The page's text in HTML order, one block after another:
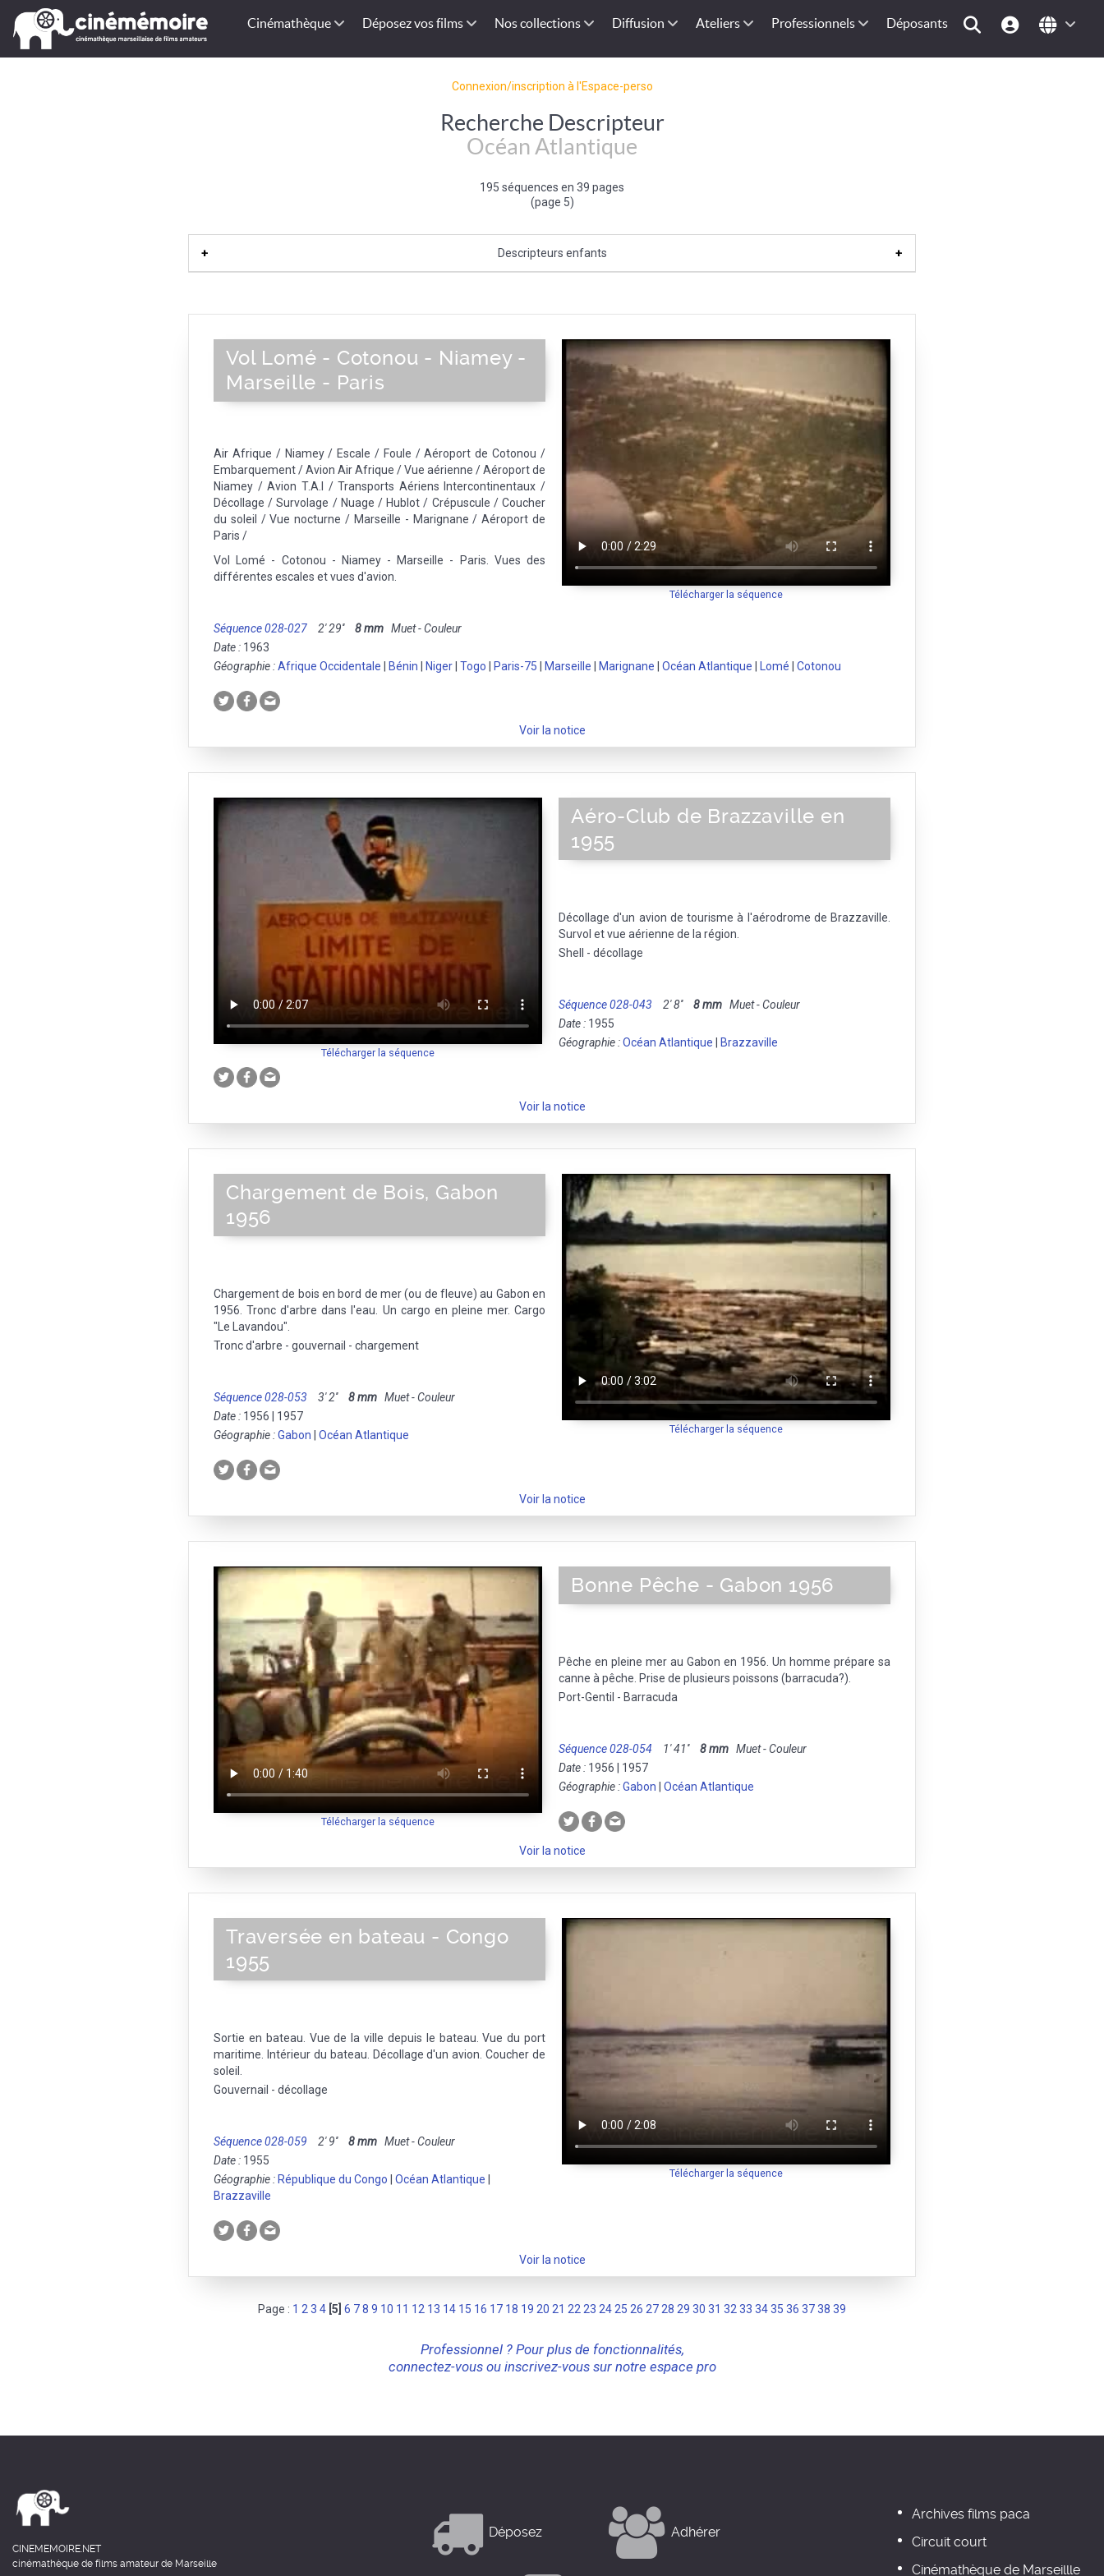
Cinémathèque Déposez vos films Nos collections Diffusion Ateliers Professionnels Déposants
Connexion/inscription à l'Espace-perso
Recherche Descripteur
Océan Atlantique
195 séquences en 39 pages
(page 5)
Descripteurs enfants
Télécharger la séquence
Vol Lomé - Cotonou - Niamey -
Marseille - Paris
Air Afrique / Niamey / Escale / Foule / Aéroport de Cotonou /
Embarquement / Avion Air Afrique / Vue aérienne / Aéroport de
Niamey / Avion T.A.I / Transports Aériens Intercontinentaux /
Décollage / Survolage / Nuage / Hublot / Crépuscule / Coucher
du soleil / Vue nocturne / Marseille - Marignane / Aéroport de
Paris /
Vol Lomé - Cotonou - Niamey - Marseille - Paris. Vues des
différentes escales et vues d'avion.
Séquence 028-027 2' 29'' 8 mm Muet - Couleur
Date : 1963
Géographie :Afrique Occidentale Bénin Niger Togo Paris-75 Marseille Marignane Océan Atlantique Lomé Cotonou
Voir la notice
Télécharger la séquence
Aéro-Club de Brazzaville en
1955
Décollage d'un avion de tourisme à l'aérodrome de Brazzaville.
Survol et vue aérienne de la région.
Shell - décollage
Séquence 028-043 2' 8'' 8 mm Muet - Couleur
Date : 1955
Géographie :Océan Atlantique Brazzaville
Voir la notice
Télécharger la séquence
Chargement de Bois, Gabon
1956
Chargement de bois en bord de mer (ou de fleuve) au Gabon en
1956. Tronc d'arbre dans l'eau. Un cargo en pleine mer. Cargo
"Le Lavandou".
Tronc d'arbre - gouvernail - chargement
Séquence 028-053 3' 2'' 8 mm Muet - Couleur
Date : 1956 | 1957
Géographie :Gabon Océan Atlantique
Voir la notice
Télécharger la séquence
Bonne Pêche - Gabon 1956
Pêche en pleine mer au Gabon en 1956. Un homme prépare sa
canne à pêche. Prise de plusieurs poissons (barracuda?).
Port-Gentil - Barracuda
Séquence 028-054 1' 41'' 8 mm Muet - Couleur
Date : 1956 | 1957
Géographie :Gabon Océan Atlantique
Voir la notice
Télécharger la séquence
Traversée en bateau - Congo
1955
Sortie en bateau. Vue de la ville depuis le bateau. Vue du port
maritime. Intérieur du bateau. Décollage d'un avion. Coucher de
soleil.
Gouvernail - décollage
Séquence 028-059 2' 9'' 8 mm Muet - Couleur
Date : 1955
Géographie : République du Congo Océan Atlantique
Brazzaville
Voir la notice
Page : 1 2 3 4 [5] 6 78 9 10 11 12 13 14 15 16 17 18 19 20 21 22 23 24 25 26 27 28 29 30 31 32 33 3435 36 3738 39
Professionnel ? Pour plus de fonctionnalités,
connectez-vous ou inscrivez-vous sur notre espace pro
CINEMEMOIRE.NET
cinémathèque de films amateur de Marseille
Déposez Adhérer
Archives films paca
Circuit court
Cinémathèque de Marseillle